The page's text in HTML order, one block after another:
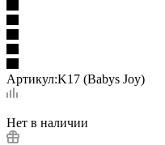
Артикул:K17 (Babys Joy)
Нет в наличии